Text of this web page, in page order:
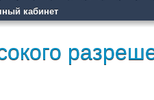
кабинет